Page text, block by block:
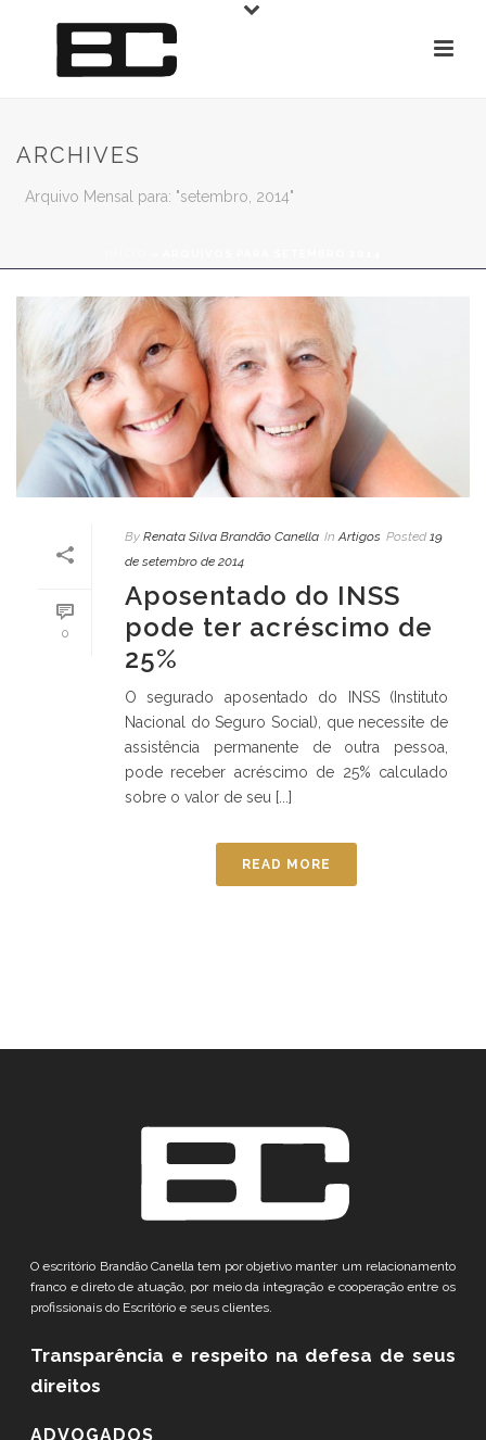
ARCHIVES
Arquivo Mensal para: "setembro, 2014"
0
By Renata Silva Brandão Canella In Artigos Posted 19
de setembro de 2014
Aposentado do INSS
pode ter acréscimo de
25%
O segurado aposentado do INSS (Instituto
Nacional do Seguro Social), que necessite de
assistência permanente de outra pessoa,
pode receber acréscimo de 25% calculado
sobre o valor de seu [...]
READ MORE
O escritório Brandão Canella tem por objetivo manter um relacionamento
franco e direto de atuação, por meio da integração e cooperação entre os
profissionais do Escritório e seus clientes.
Transparência e respeito na defesa de seus
direitos
ADVOGADOS